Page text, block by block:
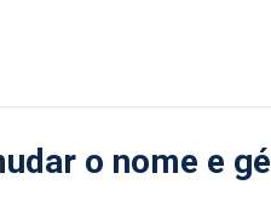
o nome e